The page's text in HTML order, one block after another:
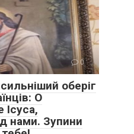
0
оберіг
О
Ісуса,
нами. Зупини